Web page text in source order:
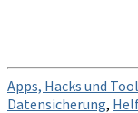
Apps, Hacks und
Datensicherung,